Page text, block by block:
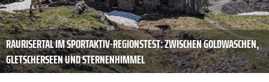
RAURISERTAL IM SPORTAKTIV-REGIONSTEST: ZWISCHEN GOLDWASCHEN,
GLETSCHERSEEN UND STERNENHIMMEL